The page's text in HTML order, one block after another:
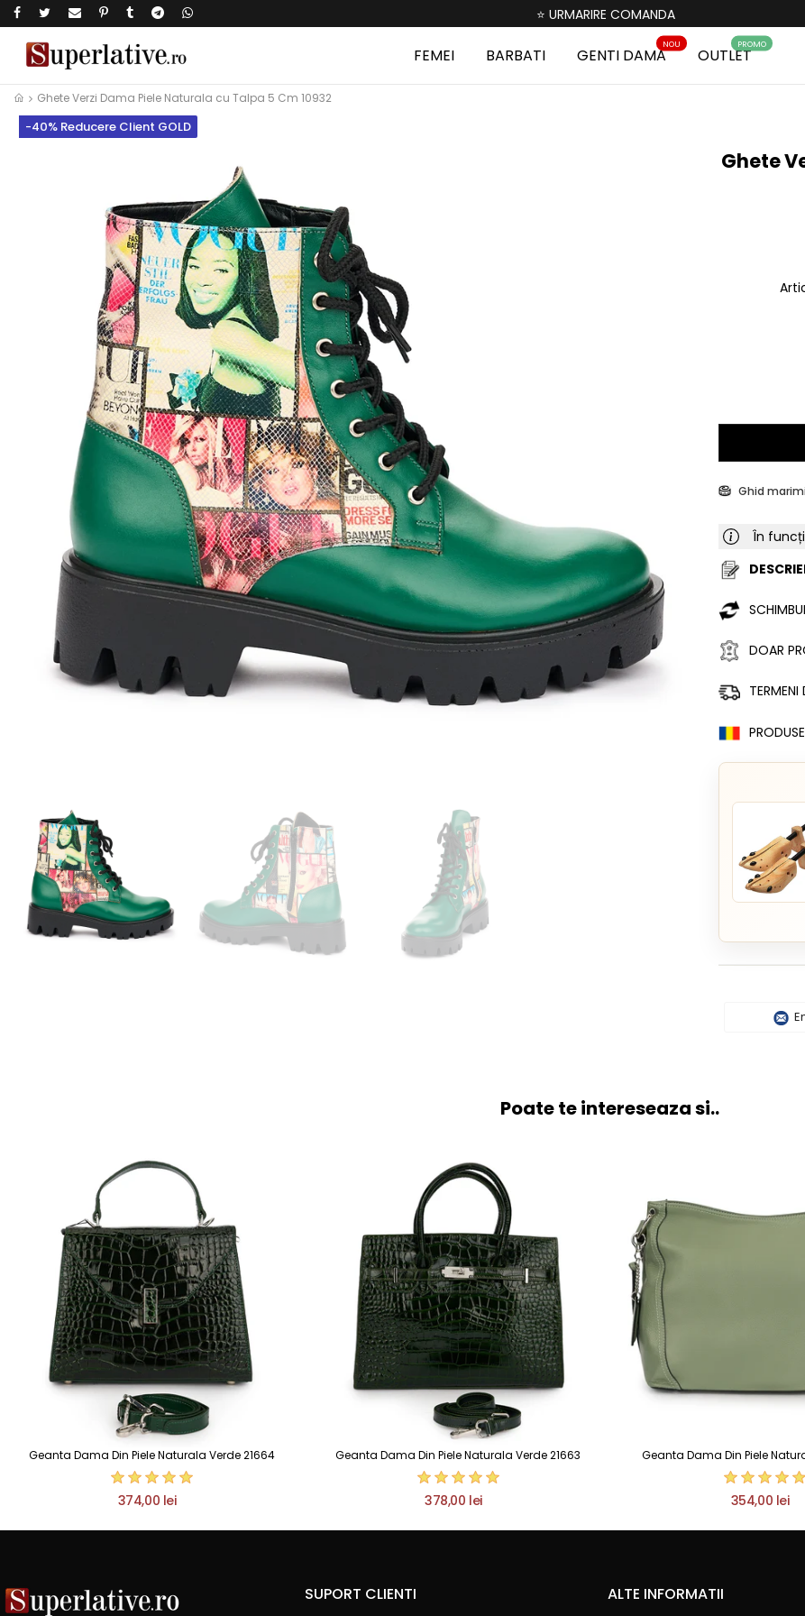
⭐ URMARIRE COMANDA
FEMEI BARBATI GENTI DAMA
NOU
OUTLET
PROMO
Ghete Verzi Dama Piele Naturala cu Talpa 5 Cm 10932
-40% Reducere Client GOLD
Ghete
Ghid marimi
În
DOAR
TERMENI
Poate te intereseaza si..
Geanta Dama Din Piele Naturala Verde 21664
374,00 lei
Geanta Dama Din Piele Naturala Verde 21663
378,00 lei
Geanta Dama Din Piele
354,00 lei
SUPORT CLIENTI ALTE INFORMATII